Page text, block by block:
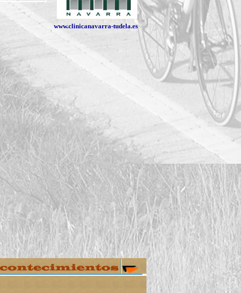
NAVARRA
NEUMATICOS
LAGUN
----------
AUTO LAVADO
www.clinicanavarra-tudela.es